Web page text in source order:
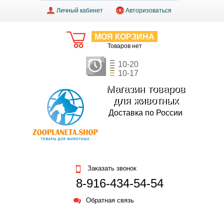
Личный кабинет Авторизоваться
МОЯ КОРЗИНА
Товаров нет
10-20
10-17
Магазин товаров
для животных
Доставка по России
Заказать звонок
8-916-434-54-54
Обратная связь